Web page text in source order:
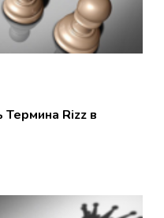
Термина Rizz в